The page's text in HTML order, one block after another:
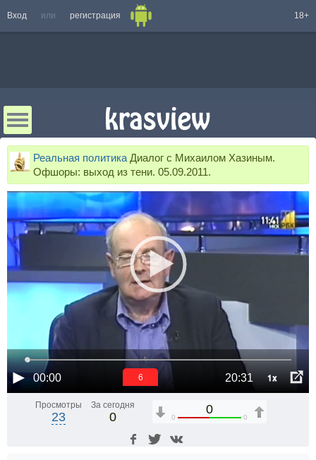
Вход или регистрация 18+
Реальная политика Диалог с Михаилом Хазиным.
Офшоры: выход из тени. 05.09.2011.
00:00 20:31 1x
6
Просмотры
23
За сегодня
0
0
0 0